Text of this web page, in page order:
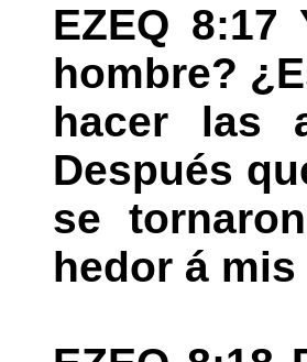
EZEQ
hombre?
hacer las
Después
se
hedor á